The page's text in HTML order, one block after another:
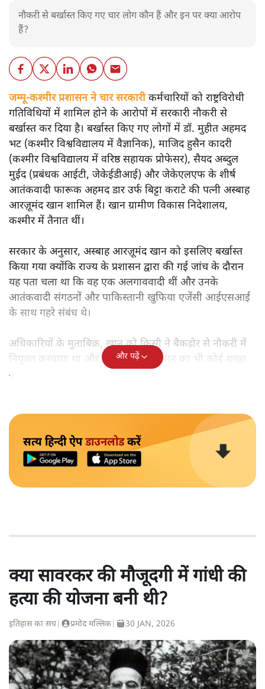
नौकरी से बर्खास्त किए गए चार लोग कौन हैं और इन पर क्या आरोप
हैं?
जम्मू-कश्मीर प्रशासन ने चार सरकारी कर्मचारियों को राष्ट्रविरोधी
गतिविधियों में शामिल होने के आरोपों में सरकारी नौकरी से
बर्खास्त कर दिया है। बर्खास्त किए गए लोगों में डॉ. मुहीत अहमद
भट (कश्मीर विश्वविद्यालय में वैज्ञानिक), माजिद हुसैन कादरी
(कश्मीर विश्वविद्यालय में वरिष्ठ सहायक प्रोफेसर), सैयद अब्दुल
मुईद (प्रबंधक आईटी, जेकेईडीआई) और जेकेएलएफ के शीर्ष
आतंकवादी फारूक अहमद डार उर्फ ​​बिट्टा कराटे की पत्नी अस्बाह
आरज़ूमंद खान शामिल हैं। खान ग्रामीण विकास निदेशालय,
कश्मीर में तैनात थीं।
सरकार के अनुसार, अस्बाह आरज़ूमंद खान को इसलिए बर्खास्त
किया गया क्योंकि राज्य के प्रशासन द्वारा की गई जांच के दौरान
यह पता चला था कि वह एक अलगाववादी थीं और उनके
आतंकवादी संगठनों और पाकिस्तानी खुफिया एजेंसी आईएसआई
के साथ गहरे संबंध थे।
अधिकारियों के मुताबिक़, खान को किसी ने बैकडोर से नौकरी में
नियुक्त करवाया था और इस काम में प्रशासन का भी कोई शख़्स
शामिल था।
और पढ़ें
सत्य हिन्दी ऐपडाउनलोडकरें
क्या सावरकर की मौजूदगी में गांधी की
हत्या की योजना बनी थी?
इतिहास का सच प्रमोद मल्लिक 30 JAN, 2026